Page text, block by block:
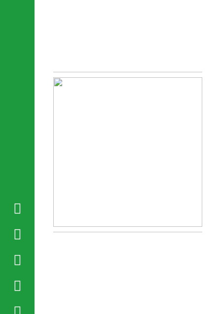



